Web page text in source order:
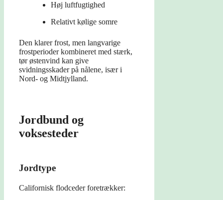
Høj luftfugtighed
Relativt kølige somre
Den klarer frost, men langvarige
frostperioder kombineret med stærk,
tør østenvind kan give
svidningsskader på nålene, især i
Nord- og Midtjylland.
Jordbund og
voksesteder
Jordtype
Californisk flodceder foretrækker: